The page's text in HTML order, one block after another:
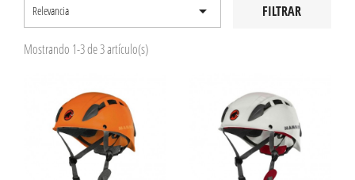
Relevancia  FILTRAR
Mostrando 1-3 de 3 artículo(s)